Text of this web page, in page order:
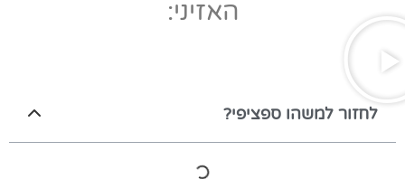
האזיני:
לחזור למשהו ספציפי?